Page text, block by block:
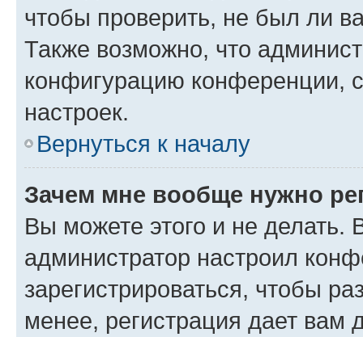
чтобы проверить, не был ли
Также возможно, что
конфигурацию конференции,
настроек.
Вернуться к началу
Зачем мне вообще нужно
Вы можете этого и не делать.
администратор настроил
зарегистрироваться, чтобы
менее, регистрация дает вам